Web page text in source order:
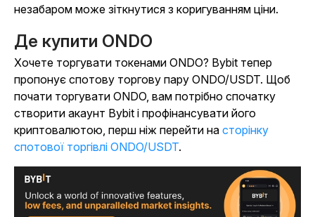
незабаром може зіткнутися з коригуванням ціни.
Де купити ONDO
Хочете торгувати токенами ONDO? Bybit тепер
пропонує спотову торгову пару ONDO/USDT. Щоб
почати торгувати ONDO, вам потрібно спочатку
створити акаунт Bybit і профінансувати його
криптовалютою, перш ніж перейти на сторінку
спотової торгівлі ONDO/USDT.